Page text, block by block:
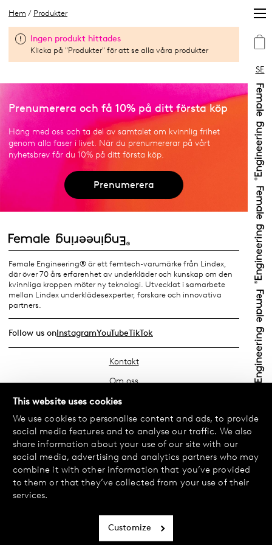
This website uses cookies
We use cookies to personalise content and ads, to provide
social media features and to analyse our traffic. We also
share information about your use of our site with our
social media, advertising and analytics partners who may
combine it with other information that you’ve provided
to them or that they’ve collected from your use of their
services.
Customize
SE
Hem / Produkter
Ingen produkt hittades
Klicka på "Produkter" för att se alla våra produkter
Prenumerera och få 10% på ditt första köp
Häng med oss och ta del av samtalet om kvinnlig frihet
genom alla faser i livet. När du prenumererar på vårt
nyhetsbrev får du 10% på ditt första köp.
Prenumerera
Female Engineering® är ett femtech-varumärke från Lindex,
där över 70 års erfarenhet av underkläder och kunskap om den
kvinnliga kroppen möter ny teknologi. Utvecklat i samarbete
mellan Lindex underklädesexperter, forskare och innovativa
partners.
Follow us onInstagramYouTubeTikTok
Kontakt
Om oss
Hitta din butik
FAQ
Köpvillkor
Integritetspolicy
Byte & Retur
Cookiepolicy